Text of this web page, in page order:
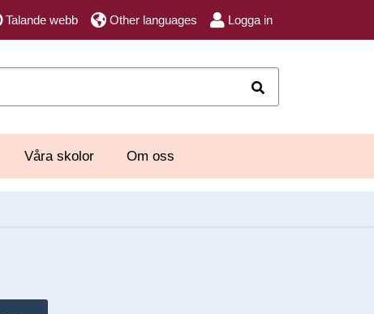
Talande webb Other languages Logga in
Våra skolor Om oss